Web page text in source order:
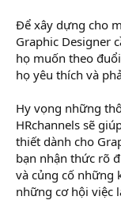
Để xây dựng cho
Graphic Designer
họ muốn theo
họ yêu thích và
Hy vọng những
HRchannels sẽ
thiết dành cho
bạn nhận thức rõ
và củng cố những
những cơ hội việc